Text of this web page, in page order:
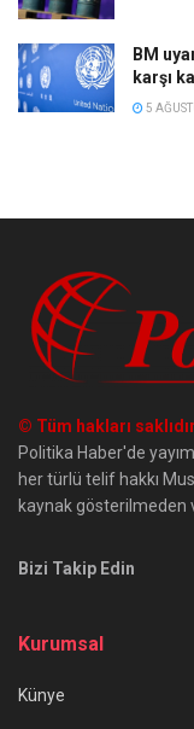
BM
karşı
5
© Tüm hakları saklıdır
Politika Haber'de
her türlü telif hakkı
kaynak gösterilmeden
Bizi Takip Edin
Kurumsal
Künye